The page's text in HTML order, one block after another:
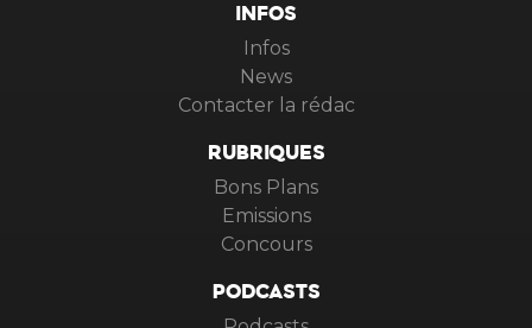
INFOS
Infos
News
Contacter la rédac
RUBRIQUES
Bons Plans
Emissions
Concours
PODCASTS